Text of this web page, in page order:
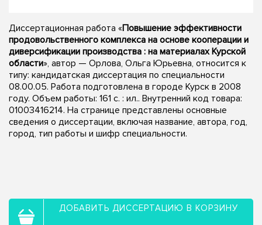
Диссертационная работа «Повышение эффективности
продовольственного комплекса на основе кооперации и
диверсификации производства : на материалах Курской
области», автор — Орлова, Ольга Юрьевна, относится к
типу: кандидатская диссертация по специальности
08.00.05. Работа подготовлена в городе Курск в 2008
году. Объем работы: 161 с. : ил.. Внутренний код товара:
01003416214. На странице представлены основные
сведения о диссертации, включая название, автора, год,
город, тип работы и шифр специальности.
ДОБАВИТЬ ДИССЕРТАЦИЮ В КОРЗИНУ